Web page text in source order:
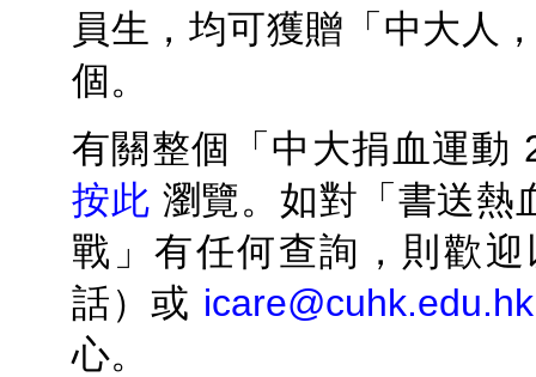
員生，均可獲贈「中大人
個。
有關整個「中大捐血運動
按此 瀏覽。如對「書送
戰」有任何查詢，則歡
話）或 icare@cuhk.edu.hk
心。